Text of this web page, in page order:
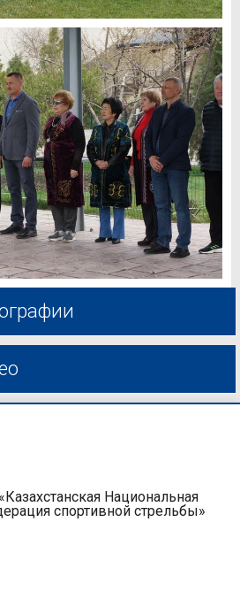
Национальная
спортивной стрельбы»